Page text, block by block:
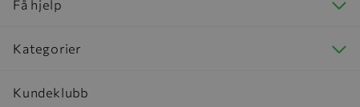
Få hjelp
Kategorier
Kundeklubb